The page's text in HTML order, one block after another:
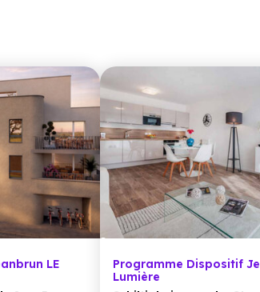
LE
Programme Dispositif
Lumière